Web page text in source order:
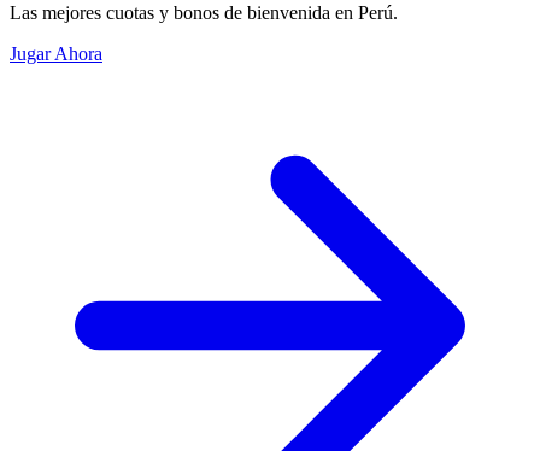
Las mejores cuotas y bonos de bienvenida en Perú.
Jugar Ahora